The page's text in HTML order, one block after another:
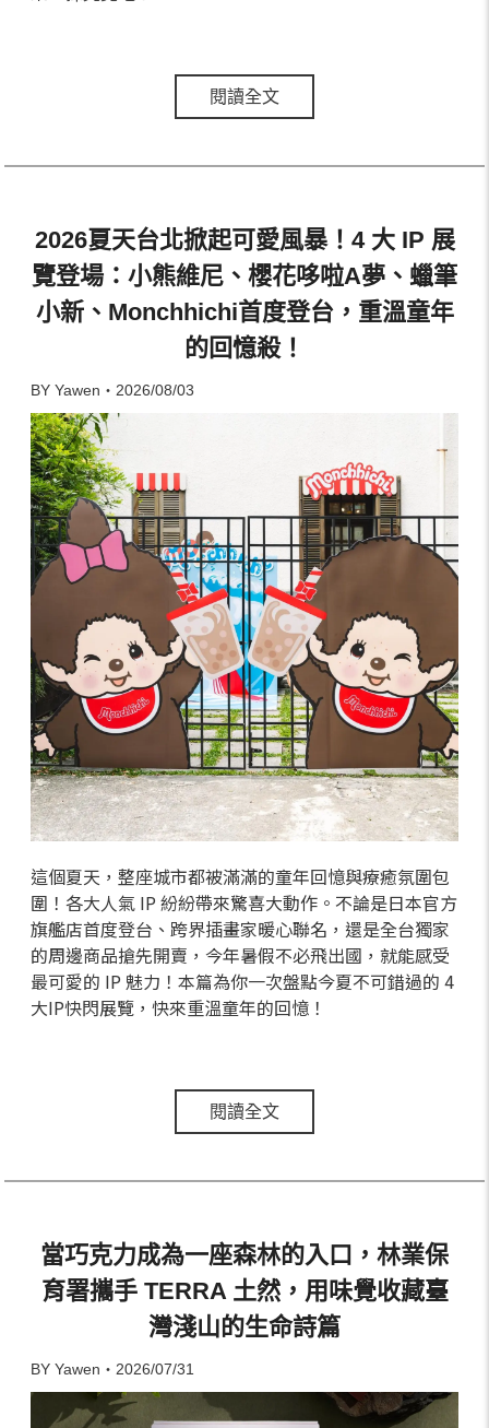
閱讀全文
2026夏天台北掀起可愛風暴！4 大 IP 展
覽登場：小熊維尼、櫻花哆啦A夢、蠟筆
小新、Monchhichi首度登台，重溫童年
的回憶殺！
BY Yawen・2026/08/03
這個夏天，整座城市都被滿滿的童年回憶與療癒氛圍包
圍！各大人氣 IP 紛紛帶來驚喜大動作。不論是日本官方
旗艦店首度登台、跨界插畫家暖心聯名，還是全台獨家
的周邊商品搶先開賣，今年暑假不必飛出國，就能感受
最可愛的 IP 魅力！本篇為你一次盤點今夏不可錯過的 4
大IP快閃展覽，快來重溫童年的回憶！
閱讀全文
當巧克力成為一座森林的入口，林業保
育署攜手 TERRA 土然，用味覺收藏臺
灣淺山的生命詩篇
BY Yawen・2026/07/31